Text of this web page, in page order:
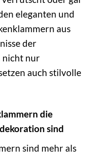
eleganten und
aus
der
nicht nur
auch stilvolle
die
sind
sind mehr als